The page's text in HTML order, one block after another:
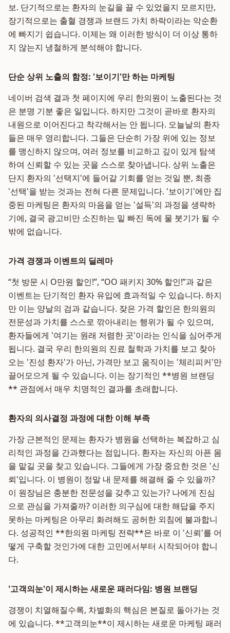
보. 단기적으로는 환자의 눈길을 끌 수 있었을지 모르지만,
장기적으로는 출혈 경쟁과 브랜드 가치 하락이라는 악순환
에 빠지기 쉽습니다. 이제는 왜 이러한 방식이 더 이상 통하
지 않는지 냉철하게 분석해야 합니다.
단순 상위 노출의 함정: '보이기'만 하는 마케팅
네이버 검색 결과 첫 페이지에 우리 한의원이 노출된다는 것
은 분명 기분 좋은 일입니다. 하지만 그것이 곧바로 환자의
내원으로 이어진다고 착각해서는 안 됩니다. 오늘날의 환자
들은 매우 영리합니다. 그들은 단순히 가장 위에 있는 정보
를 맹신하지 않으며, 여러 정보를 비교하고 깊이 있게 탐색
하여 신뢰할 수 있는 곳을 스스로 찾아냅니다. 상위 노출은
단지 환자의 '선택지'에 들어갈 기회를 얻는 것일 뿐, 최종
'선택'을 받는 것과는 전혀 다른 문제입니다. '보이기'에만 집
중된 마케팅은 환자의 마음을 얻는 '설득'의 과정을 생략하
기에, 결국 광고비만 소진하는 밑 빠진 독에 물 붓기가 될 수
밖에 없습니다.
가격 경쟁과 이벤트의 딜레마
“첫 방문 시 O만원 할인!”, “OO 패키지 30% 할인!”과 같은
이벤트는 단기적인 환자 유입에 효과적일 수 있습니다. 하지
만 이는 양날의 검과 같습니다. 잦은 가격 할인은 한의원의
전문성과 가치를 스스로 깎아내리는 행위가 될 수 있으며,
환자들에게 '여기는 원래 저렴한 곳'이라는 인식을 심어주게
됩니다. 결국 우리 한의원의 진료 철학과 가치를 보고 찾아
오는 '진성 환자'가 아닌, 가격만 보고 움직이는 '체리피커'만
끌어모으게 될 수 있습니다. 이는 장기적인 **병원 브랜딩
** 관점에서 매우 치명적인 결과를 초래합니다.
환자의 의사결정 과정에 대한 이해 부족
가장 근본적인 문제는 환자가 병원을 선택하는 복잡하고 심
리적인 과정을 간과했다는 점입니다. 환자는 자신의 아픈 몸
을 맡길 곳을 찾고 있습니다. 그들에게 가장 중요한 것은 '신
뢰'입니다. 이 병원이 정말 내 문제를 해결해 줄 수 있을까?
이 원장님은 충분한 전문성을 갖추고 있는가? 나에게 진심
으로 관심을 가져줄까? 이러한 의구심에 대한 해답을 주지
못하는 마케팅은 아무리 화려해도 공허한 외침에 불과합니
다. 성공적인 **한의원 마케팅 전략**은 바로 이 '신뢰'를 어
떻게 구축할 것인가에 대한 고민에서부터 시작되어야 합니
다.
'고객의눈'이 제시하는 새로운 패러다임: 병원 브랜딩
경쟁이 치열해질수록, 차별화의 핵심은 본질로 돌아가는 것
에 있습니다. **고객의눈**이 제시하는 새로운 마케팅 패러